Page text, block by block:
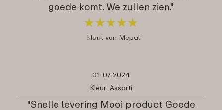
goede komt. We zullen zien."
★★★★★
★★★★★
klant van Mepal
01-07-2024
Kleur: Assorti
"Snelle levering Mooi product Goede